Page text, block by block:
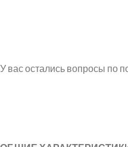
У вас остались вопросы по